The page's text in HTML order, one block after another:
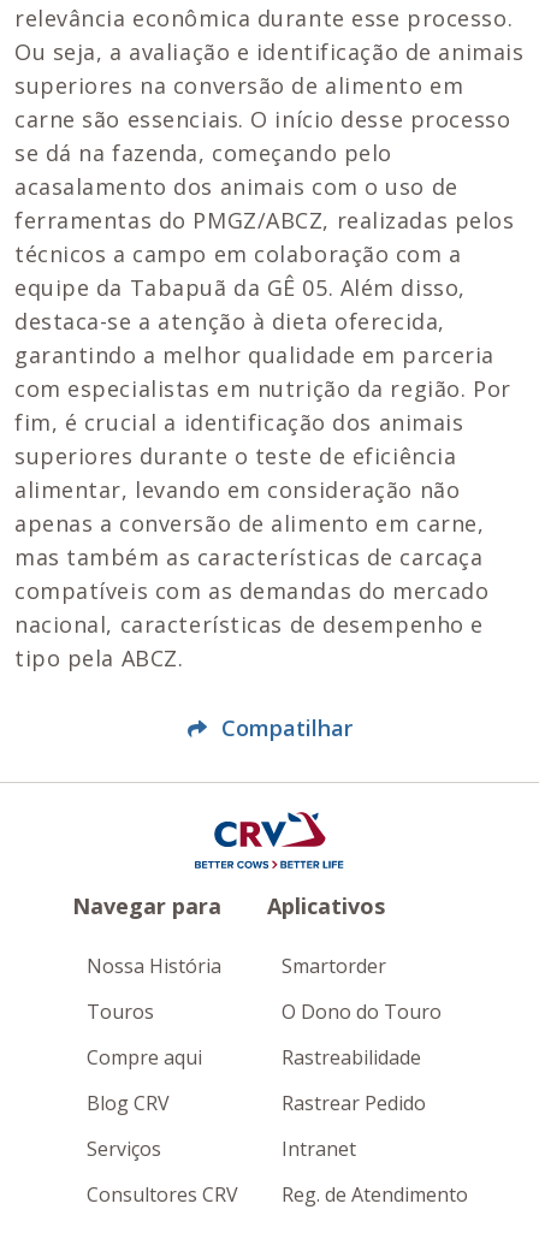
relevância econômica durante esse processo.
Ou seja, a avaliação e identificação de animais
superiores na conversão de alimento em
carne são essenciais. O início desse processo
se dá na fazenda, começando pelo
acasalamento dos animais com o uso de
ferramentas do PMGZ/ABCZ, realizadas pelos
técnicos a campo em colaboração com a
equipe da Tabapuã da GÊ 05. Além disso,
destaca-se a atenção à dieta oferecida,
garantindo a melhor qualidade em parceria
com especialistas em nutrição da região. Por
fim, é crucial a identificação dos animais
superiores durante o teste de eficiência
alimentar, levando em consideração não
apenas a conversão de alimento em carne,
mas também as características de carcaça
compatíveis com as demandas do mercado
nacional, características de desempenho e
tipo pela ABCZ.
Compatilhar
Navegar para
Nossa História
Touros
Compre aqui
Blog CRV
Serviços
Consultores CRV
Aplicativos
Smartorder
O Dono do Touro
Rastreabilidade
Rastrear Pedido
Intranet
Reg. de Atendimento